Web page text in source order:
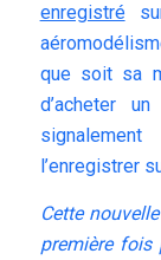
enregistrésur
que soit sa
d’acheter
l’enregistrer
Cette
première